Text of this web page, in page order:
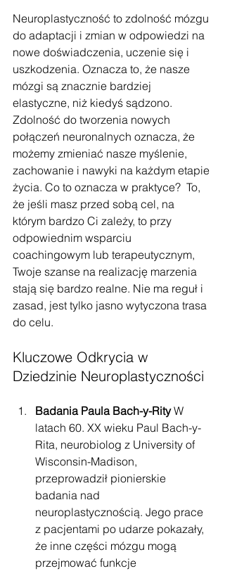
Neuroplastyczność to zdolność mózgu
do adaptacji i zmian w odpowiedzi na
nowe doświadczenia, uczenie się i
uszkodzenia. Oznacza to, że nasze
mózgi są znacznie bardziej
elastyczne, niż kiedyś sądzono.
Zdolność do tworzenia nowych
połączeń neuronalnych oznacza, że
możemy zmieniać nasze myślenie,
zachowanie i nawyki na każdym etapie
życia. Co to oznacza w praktyce?  To,
że jeśli masz przed sobą cel, na
którym bardzo Ci zależy, to przy
odpowiednim wsparciu
coachingowym lub terapeutycznym,
Twoje szanse na realizację marzenia
stają się bardzo realne. Nie ma reguł i
zasad, jest tylko jasno wytyczona trasa
do celu.
Kluczowe Odkrycia w
Dziedzinie Neuroplastyczności
Badania Paula Bach-y-Rity W
latach 60. XX wieku Paul Bach-y-
Rita, neurobiolog z University of
Wisconsin-Madison,
przeprowadził pionierskie
badania nad
neuroplastycznością. Jego prace
z pacjentami po udarze pokazały,
że inne części mózgu mogą
przejmować funkcje